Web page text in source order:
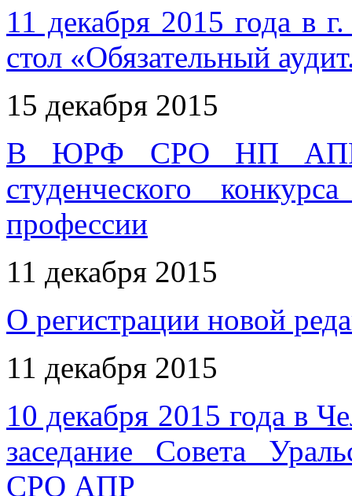
11 декабря 2015 года в
стол «Обязательный
15 декабря 2015
В ЮРФ СРО НП АПР
студенческого
профессии
11 декабря 2015
О регистрации новой
11 декабря 2015
10 декабря 2015 года в
заседание Совета
СРО АПР